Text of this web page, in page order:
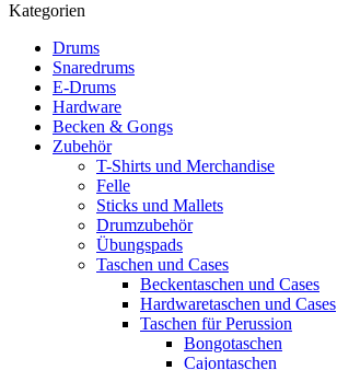
Kategorien
Drums
Snaredrums
E-Drums
Hardware
Becken & Gongs
Zubehör
T-Shirts und Merchandise
Felle
Sticks und Mallets
Drumzubehör
Übungspads
Taschen und Cases
Beckentaschen und Cases
Hardwaretaschen und Cases
Taschen für Perussion
Bongotaschen
Cajontaschen